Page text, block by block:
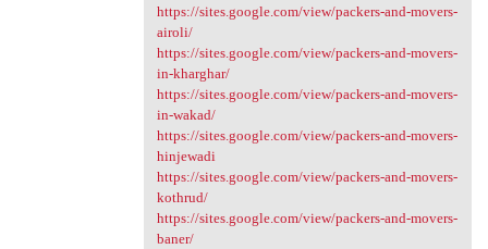
https://sites.google.com/view/packers-and-movers-
airoli/
https://sites.google.com/view/packers-and-movers-
in-kharghar/
https://sites.google.com/view/packers-and-movers-
in-wakad/
https://sites.google.com/view/packers-and-movers-
hinjewadi
https://sites.google.com/view/packers-and-movers-
kothrud/
https://sites.google.com/view/packers-and-movers-
baner/